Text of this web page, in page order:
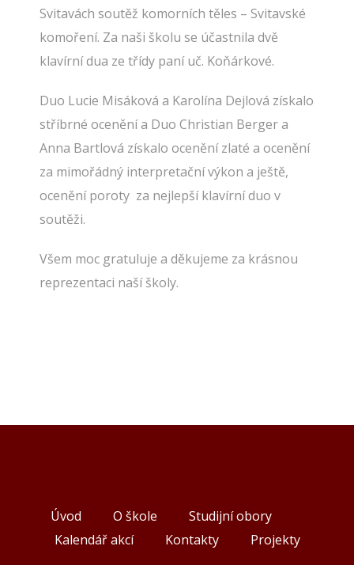
Svitavách soutěž komorních těles – Svitavské
komoření. Za naši školu se účastnila dvě
klavírní dua ze třídy paní uč. Koňárkové.
Duo Lucie Misáková a Karolína Dejlová získalo
stříbrné ocenění a Duo Christian Berger a
Anna Bartlová získalo ocenění zlaté a ocenění
za mimořádný interpretační výkon a ještě,
ocenění poroty za nejlepší klavírní duo v
soutěži.
Všem moc gratuluje a děkujeme za krásnou
reprezentaci naší školy.
Úvod O škole
Studijní obory
Kalendář akcí
Kontakty Projekty